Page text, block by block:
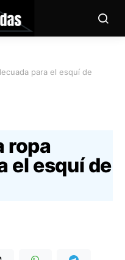
para el esquí de
ropa
el esquí de